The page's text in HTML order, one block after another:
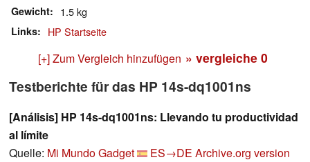
Gewicht 1.5 kg
Links HP Startseite
[+] Zum Vergleich hinzufügen » vergleiche 0
Testberichte für das HP 14s-dq1001ns
[Análisis] HP 14s-dq1001ns: Llevando tu productividad
al límite
Quelle: Mi Mundo Gadget ES→DE Archive.org version